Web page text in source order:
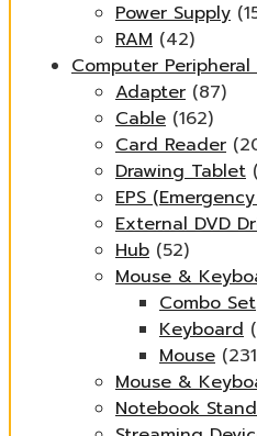
Power Supply
RAM (42)
Computer
Adapter (87)
Cable (162)
Card Reader
Drawing Tablet
EPS
External DVD
Hub (52)
Mouse &
Combo Set
Keyboard
Mouse
Mouse &
Notebook